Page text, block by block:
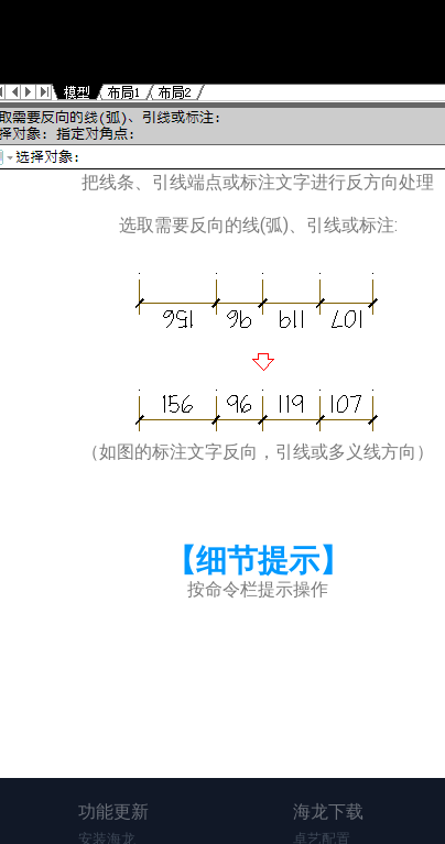
把线条、引线端点或标注文字进行反方向处理
选取需要反向的线(弧)、引线或标注:
（如图的标注文字反向，引线或多义线方向）
【细节提示】
按命令栏提示操作
功能更新
安装海龙
海龙下载
卓艺配置